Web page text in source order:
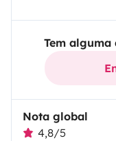
Tem alguma
Nota global
4,8/5